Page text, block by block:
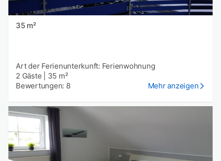
35 m²
Art der Ferienunterkunft: Ferienwohnung
2 Gäste
35 m²
Bewertungen: 8
Mehr anzeigen